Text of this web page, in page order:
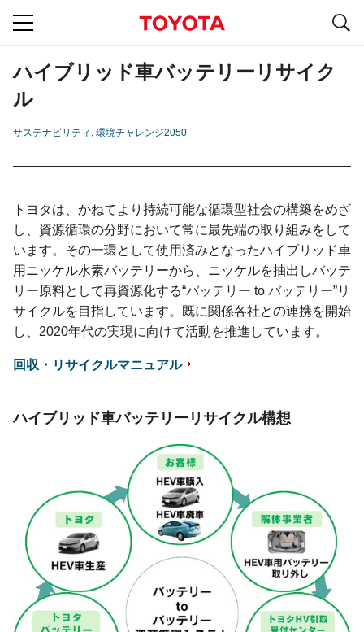
ハイブリッド車バッテリーリサイク
ル
サステナビリティ 環境チャレンジ2050
トヨタは、かねてより持続可能な循環型社会の構築をめざ
し、資源循環の分野において常に最先端の取り組みをして
います。その一環として使用済みとなったハイブリッド車
用ニッケル水素バッテリーから、ニッケルを抽出しバッテ
リー原料として再資源化する“バッテリー to バッテリー”リ
サイクルを目指しています。既に関係各社との連携を開始
し、2020年代の実現に向けて活動を推進しています。
回収・リサイクルマニュアル
ハイブリッド車バッテリー リサイクル構想